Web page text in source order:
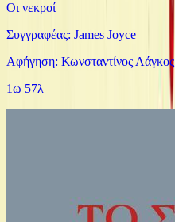
Οι νεκροί
Συγγραφέας: James Joyce
Αφήγηση: Κωνσταντίνος Λάγκος
1ω 57λ